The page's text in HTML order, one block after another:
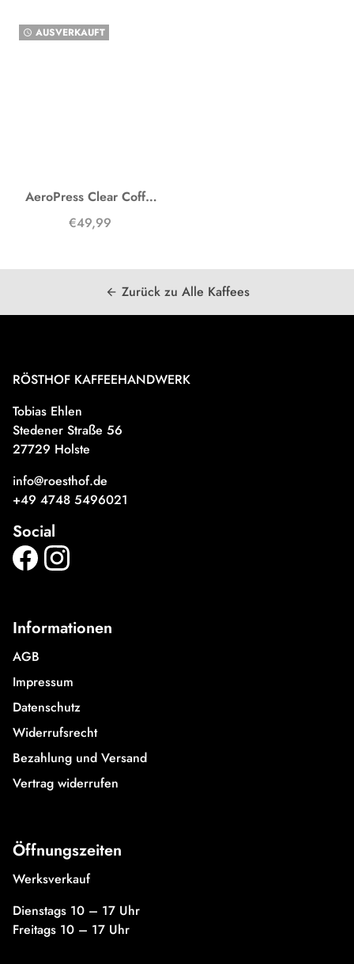
watch_later AUSVERKAUFT
AeroPress Clear Coffee Maker
€49,99
arrow_back Zurück zu Alle Kaffees
RÖSTHOF KAFFEEHANDWERK
Tobias Ehlen
Stedener Straße 56
27729 Holste
info@roesthof.de
+49 4748 5496021
Social
Informationen
AGB
Impressum
Datenschutz
Widerrufsrecht
Bezahlung und Versand
Vertrag widerrufen
Öffnungszeiten
Werksverkauf
Dienstags 10 – 17 Uhr
Freitags 10 – 17 Uhr